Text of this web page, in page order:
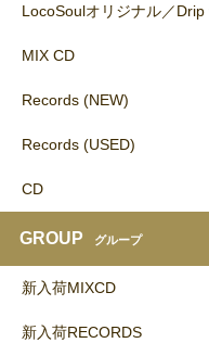
LocoSoulオリジナル／
MIX CD
Records (NEW)
Records (USED)
CD
GROUP グループ
新入荷MIXCD
新入荷RECORDS